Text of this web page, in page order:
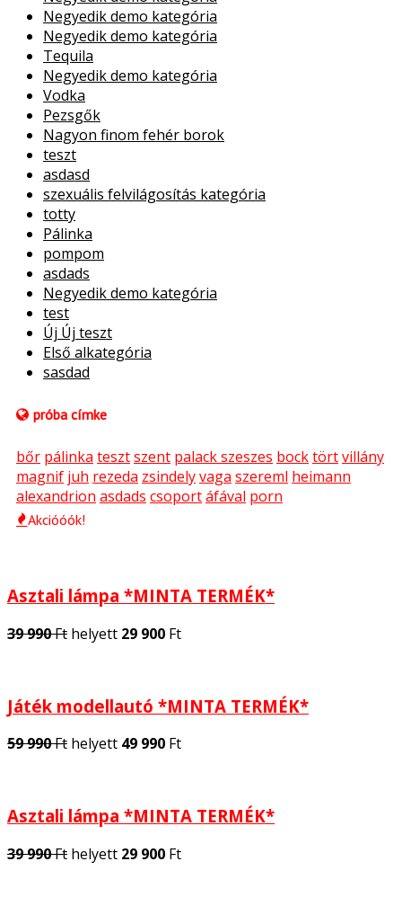
Negyedik demo kategória
Negyedik demo kategória
Tequila
Negyedik demo kategória
Vodka
Pezsgők
Nagyon finom fehér borok
teszt
asdasd
szexuális felvilágosítás kategória
totty
Pálinka
pompom
asdads
Negyedik demo kategória
test
Új Új teszt
Első alkategória
sasdad
próba címke
bőr pálinka tesztszent palack szeszes bocktörtvillány
magnif juh rezeda zsindelyvaga szereml heimann
alexandrion asdads csoportáfával porn
Akcióóók!
Asztali lámpa *MINTA TERMÉK*
39 990Ft helyett 29 900 Ft
Játék modellautó *MINTA TERMÉK*
59 990Ft helyett 49 990 Ft
Asztali lámpa *MINTA TERMÉK*
39 990Ft helyett 29 900 Ft